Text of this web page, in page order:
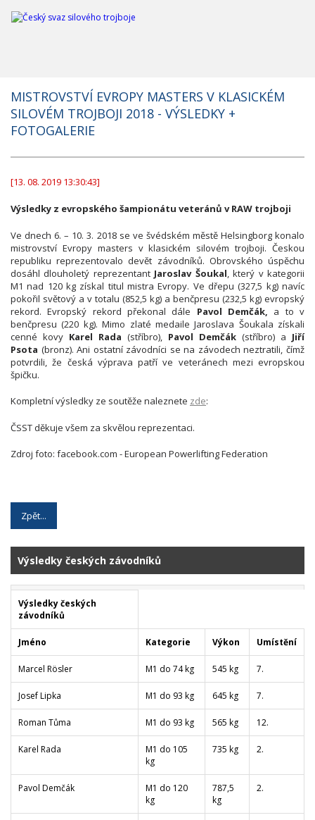
MISTROVSTVÍ EVROPY MASTERS V KLASICKÉM
SILOVÉM TROJBOJI 2018 - VÝSLEDKY +
FOTOGALERIE
[13. 08. 2019 13:30:43]
Výsledky z evropského šampionátu veteránů v RAW trojboji
Ve dnech 6. – 10. 3. 2018 se ve švédském městě Helsingborg konalo
mistrovství Evropy masters v klasickém silovém trojboji. Českou
republiku reprezentovalo devět závodníků. Obrovského úspěchu
dosáhl dlouholetý reprezentant Jaroslav Šoukal , který v kategorii
M1 nad 120 kg získal titul mistra Evropy. Ve dřepu (327,5 kg) navíc
pokořil světový a v totalu (852,5 kg) a benčpresu (232,5 kg) evropský
rekord. Evropský rekord překonal dále Pavol Demčák, a to v
benčpresu (220 kg). Mimo zlaté medaile Jaroslava Šoukala získali
cenné kovy Karel Rada (stříbro), Pavol Demčák (stříbro) a Jiří
Psota (bronz). Ani ostatní závodníci se na závodech neztratili, čímž
potvrdili, že česká výprava patří ve veteránech mezi evropskou
špičku.
Kompletní výsledky ze soutěže naleznete zde:
ČSST děkuje všem za skvělou reprezentaci.
Zdroj foto: facebook.com - European Powerlifting Federation
Zpět...
Výsledky českých závodníků
Výsledky českých
závodníků
Jméno Kategorie Výkon Umístění
Marcel Rösler M1 do 74 kg 545 kg 7.
Josef Lipka M1 do 93 kg 645 kg 7.
Roman Tůma M1 do 93 kg 565 kg 12.
Karel Rada
M1 do 105
kg
735 kg 2.
Pavol Demčák
M1 do 120
kg
787,5
kg
2.